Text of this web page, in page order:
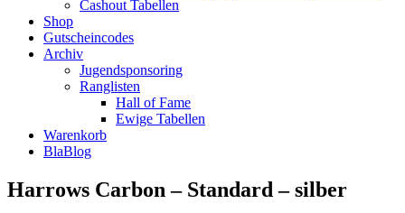
Cashout Tabellen
Shop
Gutscheincodes
Archiv
Jugendsponsoring
Ranglisten
Hall of Fame
Ewige Tabellen
Warenkorb
BlaBlog
Harrows Carbon – Standard – silber